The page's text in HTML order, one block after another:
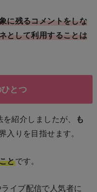
に残るコメントをしな
として利用することは
とつ
紹介しましたが、
も
入りを目指せます。
とです。
イブ配信で人気者に